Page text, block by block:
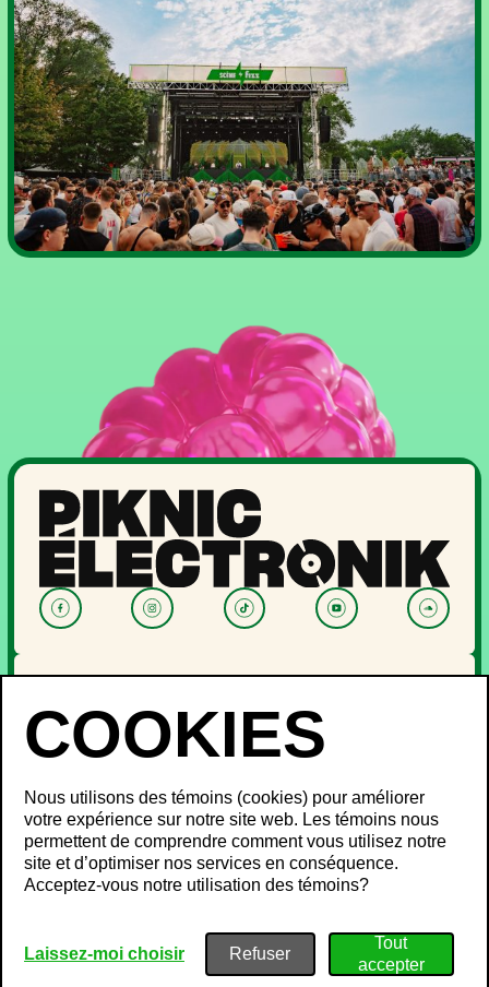
PROGRAMMATION
OFF PIKNIC
PASSES ET BILLETS
LE FESTIVAL
À propos
Partenaires
Mot des ministres
Médias
Emplois
INFOS FESTIVALIERS
Gestion du bruit
Politique de confidentialité
Conditions d’utilisation
Politique sur les témoins
Nous utilisons des témoins (cookies) pour améliorer
votre expérience sur notre site web. Les témoins nous
permettent de comprendre comment vous utilisez notre
site et d’optimiser nos services en conséquence.
Acceptez-vous notre utilisation des témoins?
Laissez-moi choisir